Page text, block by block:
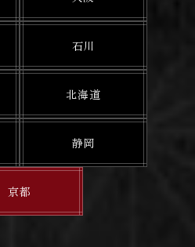
石川
北海道
静岡
京都